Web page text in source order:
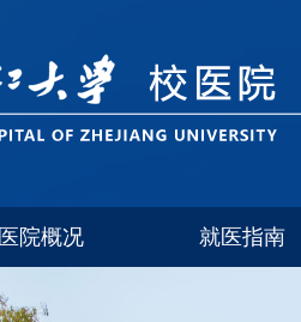
医院概况 就医指南